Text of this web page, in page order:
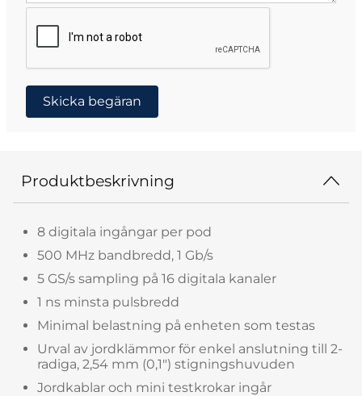
Skicka begäran
Produktbeskrivning
8 digitala ingångar per pod
500 MHz bandbredd, 1 Gb/s
5 GS/s sampling på 16 digitala kanaler
1 ns minsta pulsbredd
Minimal belastning på enheten som testas
Urval av jordklämmor för enkel anslutning till 2-
radiga, 2,54 mm (0,1") stigningshuvuden
Jordkablar och mini testkrokar ingår